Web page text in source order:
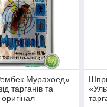
Мурахоед»
тарганів та